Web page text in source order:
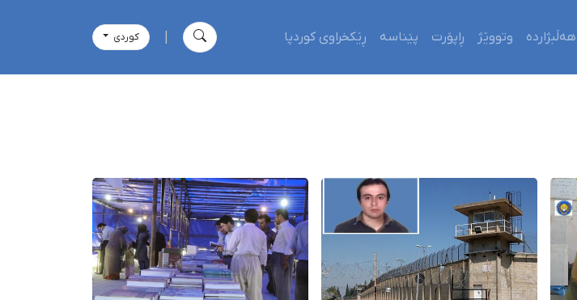
هەڵبژاردە وتووێژ ڕاپۆرت پێناسە ڕێکخراوی کوردپا كوردی